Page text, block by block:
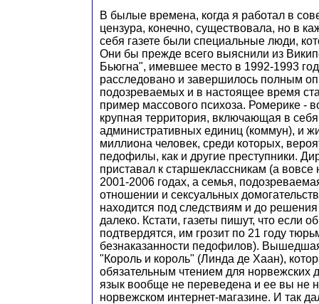
В былые времена, когда я работал в
цензура, конечно, существовала, но в
себя газете были специальные люди,
Они бы прежде всего выяснили из
Бьюгна", имевшее место в 1992-1993
расследовано и завершилось полным
подозреваемых и в настоящее время
пример массового психоза. Ромерике -
крупная территория, включающая в
административных единиц (коммун), и
миллиона человек, среди которых,
педофилы, как и другие преступники.
приставал к старшеклассникам (а вовсе
2001-2006 годах, а семья,
отношении и сексуальных
находится под следствиям и до
далеко. Кстати, газеты пишут, что если
подтвердятся, им грозит по 21 году
безнаказанности педофилов).
"Король и король" (Линда де Хаан),
обязательным чтением для норвежских
язык вообще не переведена и ее вы не
норвежском интернет-магазине. И так